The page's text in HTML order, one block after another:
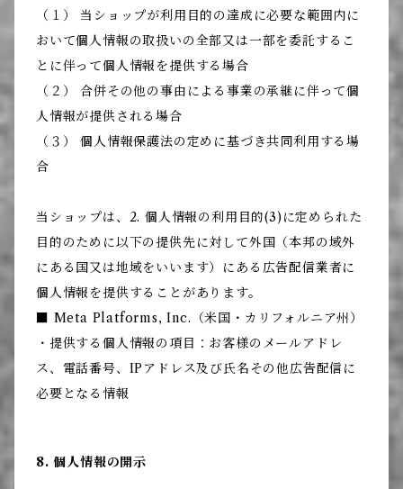
（１） 当ショップが利用目的の達成に必要な範囲内に
おいて個人情報の取扱いの全部又は一部を委託するこ
とに伴って個人情報を提供する場合
（２） 合併その他の事由による事業の承継に伴って個
人情報が提供される場合
（３） 個人情報保護法の定めに基づき共同利用する場
合
当ショップは、2. 個人情報の利用目的(3)に定められた
目的のために以下の提供先に対して外国（本邦の域外
にある国又は地域をいいます）にある広告配信業者に
個人情報を提供することがあります。
■ Meta Platforms, Inc.（米国・カリフォルニア州）
・提供する個人情報の項目：お客様のメールアドレ
ス、電話番号、IPアドレス及び氏名その他広告配信に
必要となる情報
8. 個人情報の開示